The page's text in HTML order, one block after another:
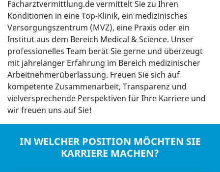
Facharztvermittlung.de vermittelt Sie zu Ihren
Konditionen in eine Top-Klinik, ein medizinisches
Versorgungszentrum (MVZ), eine Praxis oder ein
Institut aus dem Bereich Medical & Science. Unser
professionelles Team berät Sie gerne und überzeugt
mit jahrelanger Erfahrung im Bereich medizinischer
Arbeitnehmerüberlassung. Freuen Sie sich auf
kompetente Zusammenarbeit, Transparenz und
vielversprechende Perspektiven für Ihre Karriere und
wir freuen uns auf Sie!
IN WELCHER POSITION MÖCHTEN SIE
KARRIERE MACHEN?